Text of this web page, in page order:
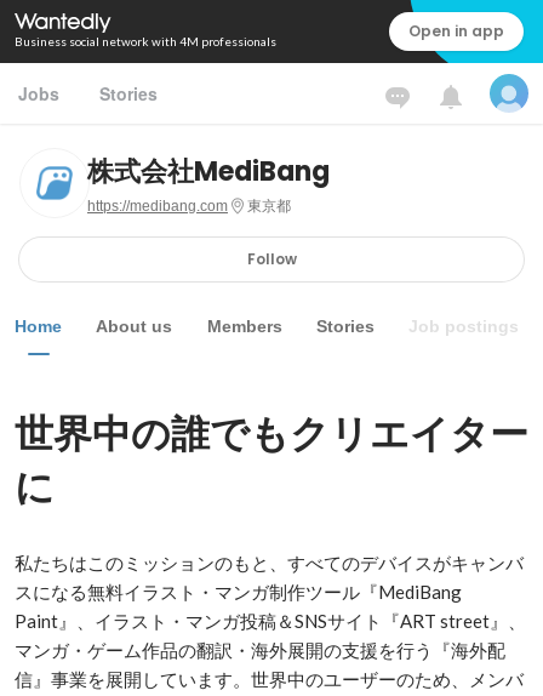
Business social network with 4M professionals Open in app
Jobs Stories
株式会社MediBang
https://medibang.com 東京都
Follow
Home About us Members Stories Job postings
世界中の誰でもクリエイター
に
私たちはこのミッションのもと、すべてのデバイスがキャンバ
スになる無料イラスト・マンガ制作ツール『MediBang
Paint』、イラスト・マンガ投稿＆SNSサイト『ART street』、
マンガ・ゲーム作品の翻訳・海外展開の支援を行う『海外配
信』事業を展開しています。世界中のユーザーのため、メンバ